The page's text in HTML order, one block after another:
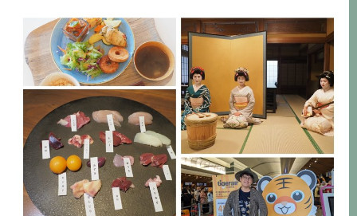
飲食有關的理性知識，目的是藉由精進飲食以及了解飲食，
來保持身而為人 […]…